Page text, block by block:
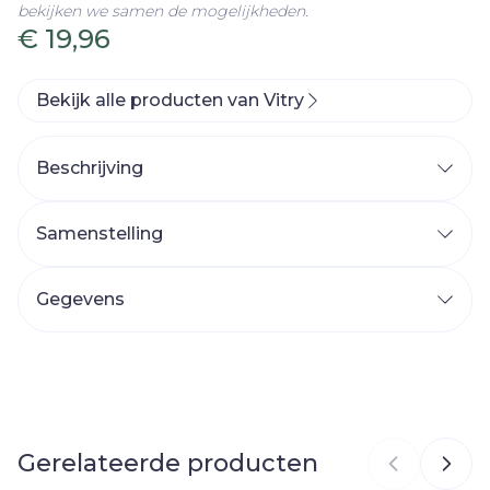
€ 19,96
bekijken we samen de mogelijkheden.
Bekijk alle producten van Vitry
Beschrijving
Samenstelling
Gegevens
Merken Vitry
Gerelateerde producten